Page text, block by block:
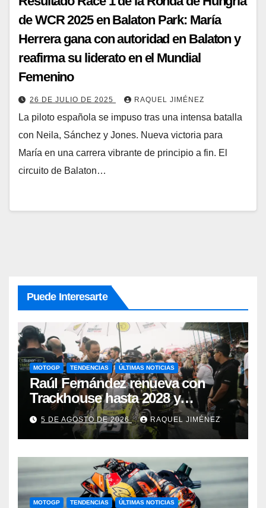
de WCR 2025 en Balaton Park: María
Herrera gana con autoridad en Balaton y
reafirma su liderato en el Mundial
Femenino
26 DE JULIO DE 2025 RAQUEL JIMÉNEZ
La piloto española se impuso tras una intensa batalla
con Neila, Sánchez y Jones. Nueva victoria para
María en una carrera vibrante de principio a fin. El
circuito de Balaton…
Puede Interesarte
MOTOGP TENDENCIAS ÚLTIMAS NOTICIAS
Raúl Fernández renueva con
Trackhouse hasta 2028 y
consolida su papel como una de
las piezas clave del proyecto de
Aprilia
5 DE AGOSTO DE 2026 RAQUEL JIMÉNEZ
MOTOGP TENDENCIAS ÚLTIMAS NOTICIAS